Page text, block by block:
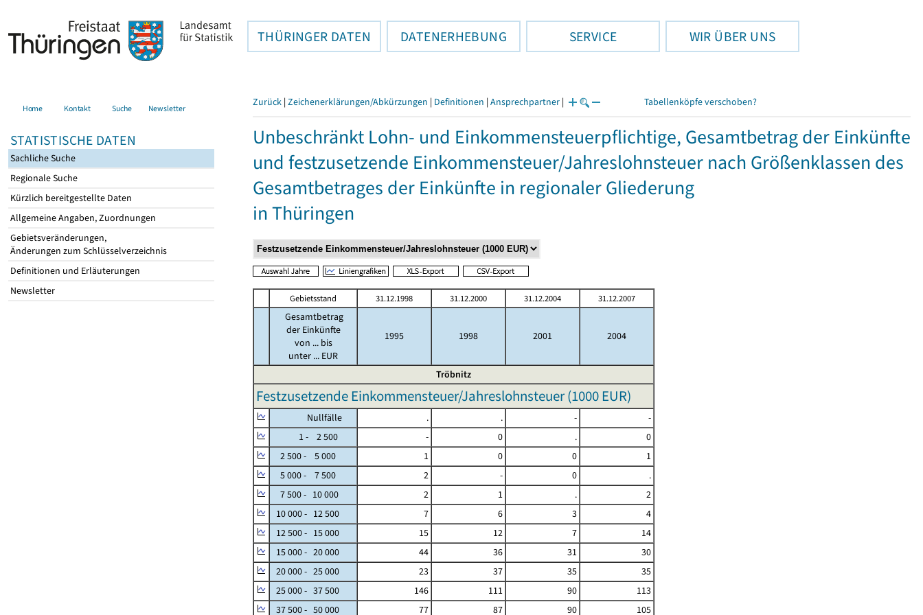
THÜRINGER DATEN DATENERHEBUNG SERVICE WIR ÜBER UNS
Home Kontakt Suche Newsletter
STATISTISCHE DATEN
Sachliche Suche
Regionale Suche
Kürzlich bereitgestellte Daten
Allgemeine Angaben, Zuordnungen
Gebietsveränderungen,
Änderungen zum Schlüsselverzeichnis
Definitionen und Erläuterungen
Newsletter
Zurück | Zeichenerklärungen/Abkürzungen | Definitionen | Ansprechpartner | Tabellenköpfe verschoben?
Unbeschränkt Lohn- und Einkommensteuerpflichtige, Gesamtbetrag der Einkünfte
und festzusetzende Einkommensteuer/Jahreslohnsteuer nach Größenklassen des
Gesamtbetrages der Einkünfte in regionaler Gliederung
in Thüringen
Gebietsstand 31.12.1998 31.12.2000 31.12.2004 31.12.2007
Gesamtbetrag
der Einkünfte
von ... bis
unter ... EUR
1995 1998 2001 2004
Tröbnitz
Festzusetzende Einkommensteuer/Jahreslohnsteuer (1000 EUR)
Nullfälle . . -
-
1 - 2 500
- 0 .
0
2 500 - 5 000
1 0 0
1
5 000 - 7 500
2 - 0
.
7 500 - 10 000
2 1 .
2
10 000 - 12 500
7 6 3
4
12 500 - 15 000
15 12 7
14
15 000 - 20 000
44 36 31
30
20 000 - 25 000
23 37 35
35
25 000 - 37 500
146 111 90
113
37 500 - 50 000
77 87 90 105